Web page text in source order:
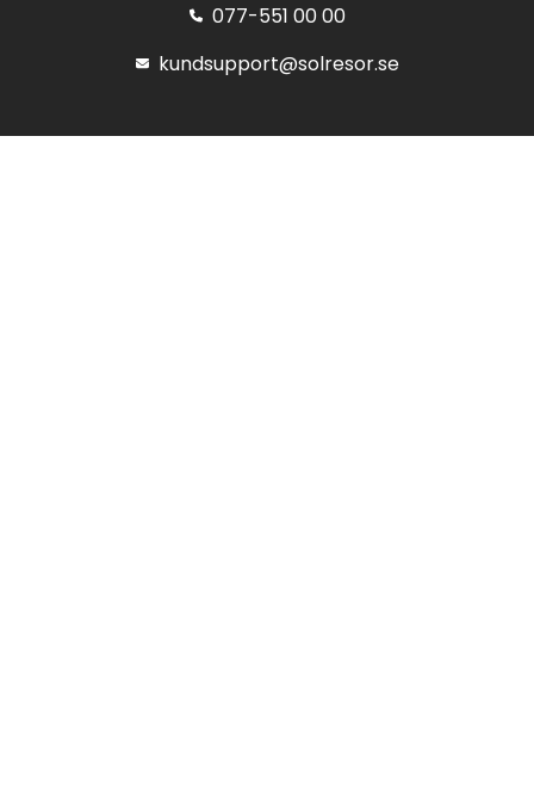
077-551 00 00
kundsupport@solresor.se